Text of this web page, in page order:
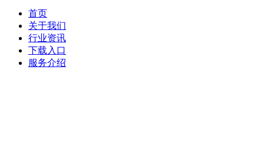
首页
关于我们
行业资讯
下载入口
服务介绍